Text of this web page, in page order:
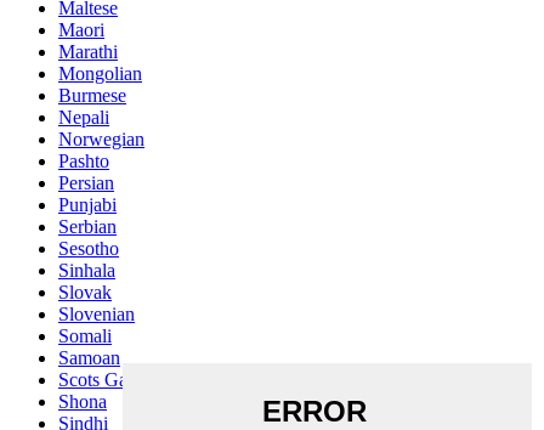
Maltese
Maori
Marathi
Mongolian
Burmese
Nepali
Norwegian
Pashto
Persian
Punjabi
Serbian
Sesotho
Sinhala
Slovak
Slovenian
Somali
Samoan
Scots Gaelic
Shona
Sindhi